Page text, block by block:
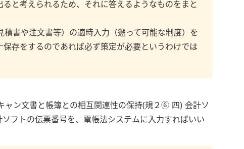
と考えられるため、それに答えるようなものをまと
書や注文書等）の適時入力（遡って可能な制度）を
存をするのであれば必ず策定が必要というわけでは
ャン文書と帳簿との相互関連性の保持(規２⑥ 四) 会計ソ
フトの伝票番号を、電帳法システムに入力すればいい